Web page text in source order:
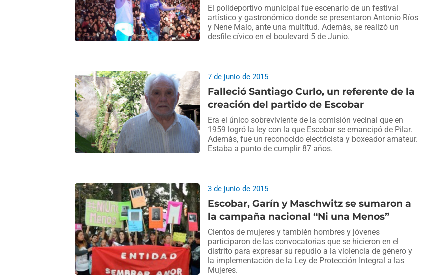
El polideportivo municipal fue escenario de un festival
artístico y gastronómico donde se presentaron Antonio Ríos
y Nene Malo, ante una multitud. Además, se realizó un
desfile cívico en el boulevard 5 de Junio.
Falleció Santiago Curlo, un referente de la
creación del partido de Escobar
7 de junio de 2015
Era el único sobreviviente de la comisión vecinal que en
1959 logró la ley con la que Escobar se emancipó de Pilar.
Además, fue un reconocido electricista y boxeador amateur.
Estaba a punto de cumplir 87 años.
Escobar, Garín y Maschwitz se sumaron a
la campaña nacional “Ni una Menos”
3 de junio de 2015
Cientos de mujeres y también hombres y jóvenes
participaron de las convocatorias que se hicieron en el
distrito para expresar su repudio a la violencia de género y
la implementación de la Ley de Protección Integral a las
Mujeres.